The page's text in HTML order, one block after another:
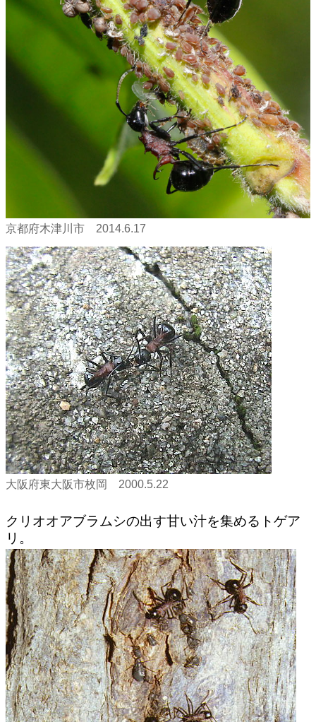
京都府木津川市 2014.6.17
大阪府東大阪市枚岡 2000.5.22
クリオオアブラムシの出す甘い汁を集めるトゲア
リ。